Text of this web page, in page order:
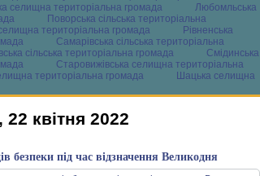
селищна територіальна громада
Любомльська
Поворська сільська територіальна
територіальна громада
Рівненська
Самарівська сільська територіальна
сільська територіальна громада
Смідинська
Старовижівська селищна територіальна
територіальна громада
Шацька селищна
квітня 2022
безпеки під час відзначення Великодня